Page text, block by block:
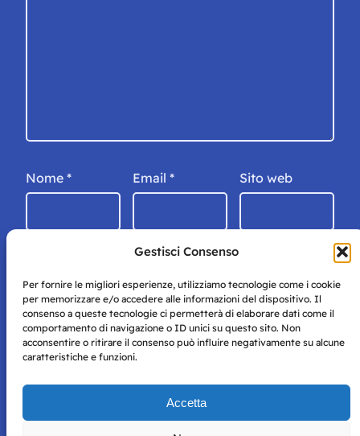
Gestisci Consenso
Per fornire le migliori esperienze, utilizziamo tecnologie come i cookie
per memorizzare e/o accedere alle informazioni del dispositivo. Il
consenso a queste tecnologie ci permetterà di elaborare dati come il
comportamento di navigazione o ID unici su questo sito. Non
acconsentire o ritirare il consenso può influire negativamente su alcune
caratteristiche e funzioni.
Accetta
Nome * Email * Sito web
Storie di Napoli è una testata registrata presso il tribunale di